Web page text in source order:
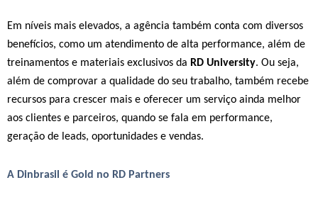
Em níveis mais elevados, a agência também conta com diversos
benefícios, como um atendimento de alta performance, além de
treinamentos e materiais exclusivos da RD University. Ou seja,
além de comprovar a qualidade do seu trabalho, também recebe
recursos para crescer mais e oferecer um serviço ainda melhor
aos clientes e parceiros, quando se fala em performance,
geração de leads, oportunidades e vendas.
A Dinbrasil é Gold no RD Partners